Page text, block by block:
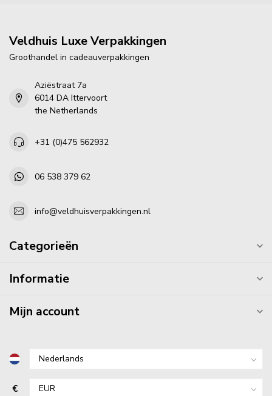
Veldhuis Luxe Verpakkingen
Groothandel in cadeauverpakkingen
Aziëstraat 7a
6014 DA Ittervoort
the Netherlands
+31 (0)475 562932
06 538 379 62
info@veldhuisverpakkingen.nl
Categorieën
Informatie
Mijn account
€